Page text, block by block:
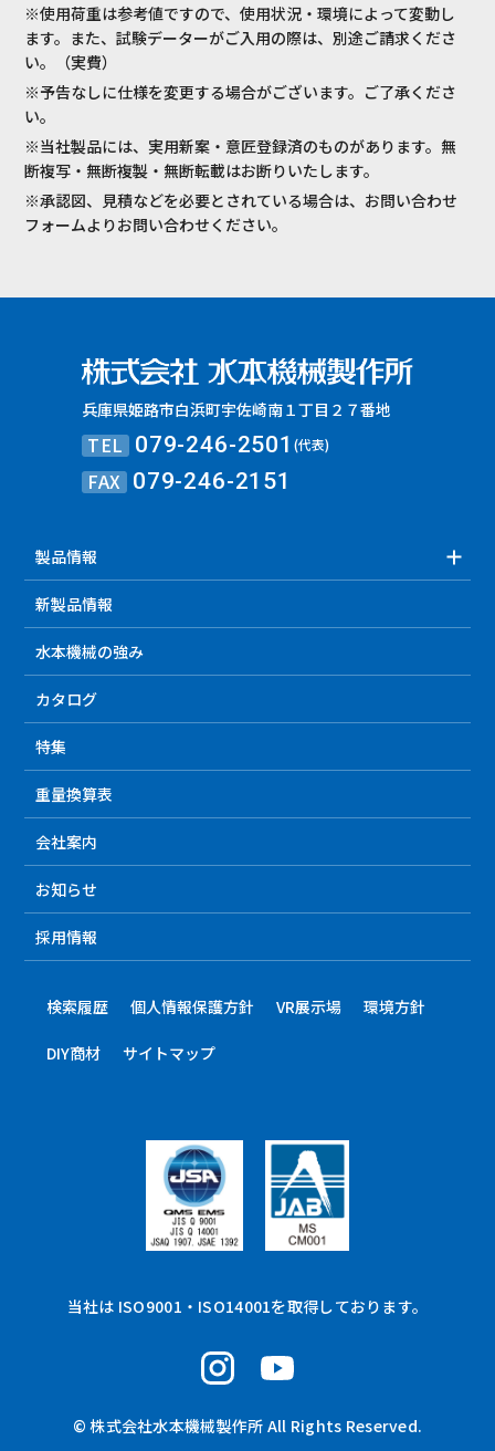
※使用荷重は参考値ですので、使用状況・環境によって変動し
ます。また、試験データーがご入用の際は、別途ご請求くださ
い。（実費）
※予告なしに仕様を変更する場合がございます。ご了承くださ
い。
※当社製品には、実用新案・意匠登録済のものがあります。無
断複写・無断複製・無断転載はお断りいたします。
※承認図、見積などを必要とされている場合は、お問い合わせ
フォームよりお問い合わせください。
兵庫県姫路市白浜町宇佐崎南１丁目２７番地
TEL 079-246-2501(代表)
FAX 079-246-2151
製品情報
新製品情報
水本機械の強み
カタログ
特集
重量換算表
会社案内
お知らせ
採用情報
検索履歴 個人情報保護方針 VR展示場 環境方針
DIY商材 サイトマップ
当社は ISO9001・ISO14001を取得しております。
© 株式会社水本機械製作所 All Rights Reserved.